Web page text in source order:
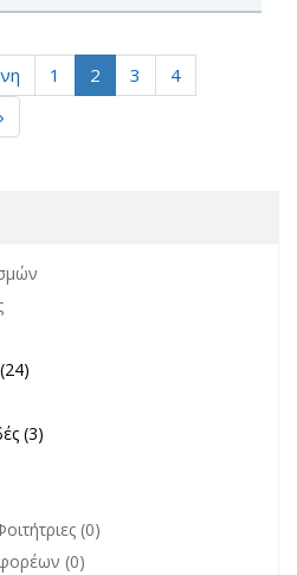
1 2 3
4
filter
filter
filter
filter
filter
(3)
(0)
(0)